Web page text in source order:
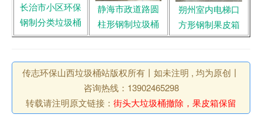
长治市小区环保
钢制分类垃圾桶
静海市政道路圆
柱形钢制垃圾桶
朔州室内电梯口
方形钢制果皮箱
传志环保山西垃圾桶站版权所有丨如未注明 , 均为原创丨
咨询热线：13902465298
转载请注明原文链接： 街头大垃圾桶撤除，果皮箱保留